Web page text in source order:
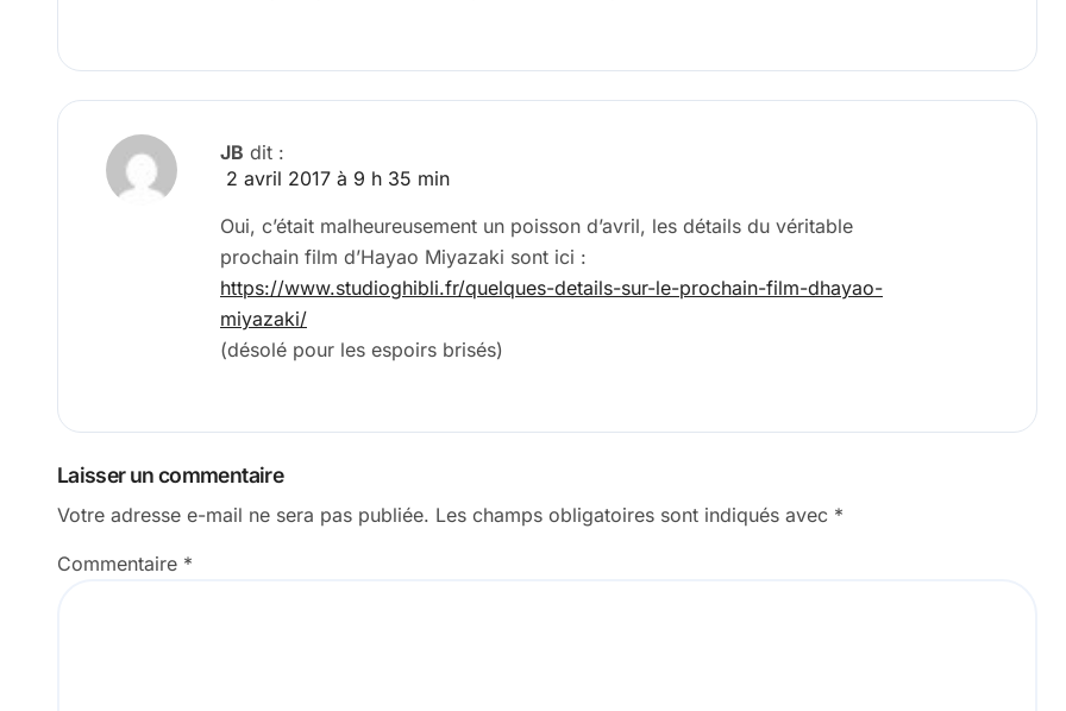
JB dit :
2 avril 2017 à 9 h 35 min
Oui, c’était malheureusement un poisson d’avril, les détails du véritable
prochain film d’Hayao Miyazaki sont ici :
https://www.studioghibli.fr/quelques-details-sur-le-prochain-film-dhayao-
miyazaki/
(désolé pour les espoirs brisés)
Laisser un commentaire
Votre adresse e-mail ne sera pas publiée. Les champs obligatoires sont indiqués avec *
Commentaire *